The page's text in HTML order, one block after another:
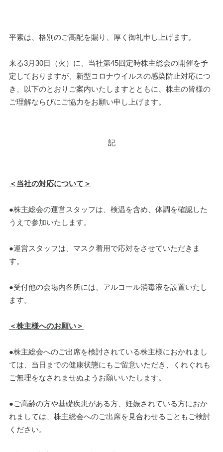
平素は、格別のご高配を賜り、厚く御礼申し上げます。
来る3月30日（火）に、当社第45回定時株主総会の開催を予
定しておりますが、新型コロナウイルスの感染防止対応につ
き、以下のとおりご案内いたしますとともに、株主の皆様の
ご理解ならびにご協力をお願い申し上げます。
記
＜当社の対応について＞
●株主総会の運営スタッフは、検温を含め、体調を確認した
うえで参加いたします。
●運営スタッフは、マスク着用で応対をさせていただきま
す。
●受付他の会場内各所には、アルコール消毒液を設置いたし
ます。
＜株主様へのお願い＞
●株主総会へのご出席を検討されている株主様におかれまし
ては、当日までの健康状態にもご留意いただき、くれぐれも
ご無理をなされませぬようお願いいたします。
●ご高齢の方や基礎疾患がある方、妊娠されている方におか
れましては、株主総会へのご出席を見合わせることもご検討
ください。